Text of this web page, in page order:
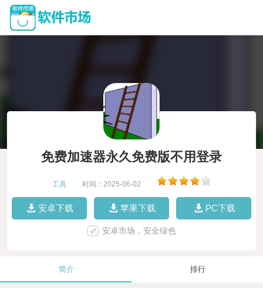
免费加速器永久免费版不用登录
工具 时间：2025-06-02
安卓下载 苹果下载 PC下载
安卓市场，安全绿色
简介 排行